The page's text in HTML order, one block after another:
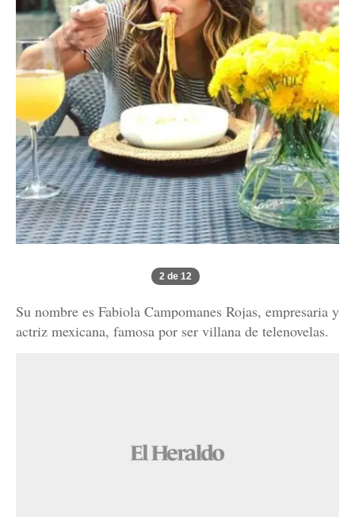
2 de 12
Su nombre es Fabiola Campomanes Rojas, empresaria y
actriz mexicana, famosa por ser villana de telenovelas.